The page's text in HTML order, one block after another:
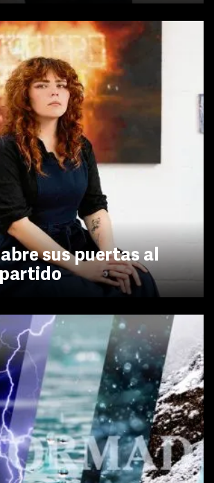
sus puertas al